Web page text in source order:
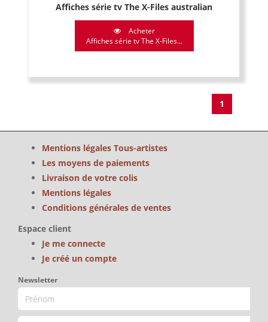
Affiches série tv The X-Files australian
Acheter
Affiches série tv The X-Files...
1
Mentions légales Tous-artistes
Les moyens de paiements
Livraison de votre colis
Mentions légales
Conditions générales de ventes
Espace client
Je me connecte
Je créé un compte
Newsletter